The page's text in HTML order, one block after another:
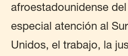
afroestadounidense
especial atención al
Unidos, el trabajo, la